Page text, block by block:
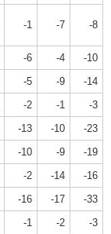
-1 -7 -8
-6 -4
-10
-5 -9
-14
-2 -1
-3
-13 -10
-23
-10 -9
-19
-2 -14
-16
-16 -17
-33
-1 -2
-3